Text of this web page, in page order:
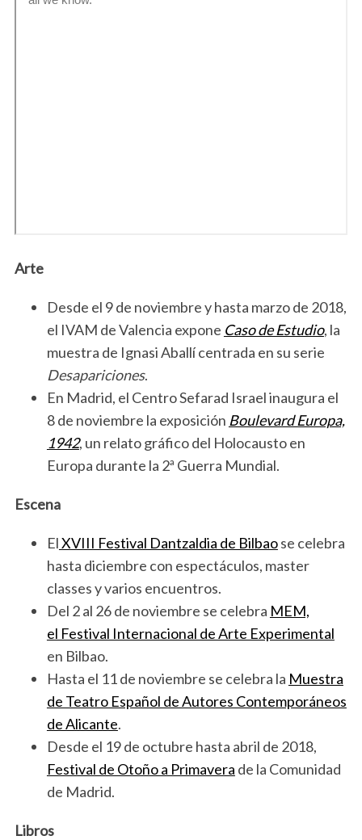
Arte
Desde el 9 de noviembre y hasta marzo de 2018,
el IVAM de Valencia expone Caso de Estudio, la
muestra de Ignasi Aballí centrada en su serie
Desapariciones.
En Madrid, el Centro Sefarad Israel inaugura el
8 de noviembre la exposición Boulevard Europa,
1942, un relato gráfico del Holocausto en
Europa durante la 2ª Guerra Mundial.
Escena
ElXVIII Festival Dantzaldia de Bilbaose celebra
hasta diciembre con espectáculos, master
classes y varios encuentros.
Del 2 al 26 de noviembre se celebra MEM,
el Festival Internacional de Arte Experimental
en Bilbao.
Hasta el 11 de noviembre se celebra la Muestra
de Teatro Español de Autores Contemporáneos
de Alicante.
Desde el 19 de octubre hasta abril de 2018,
Festival de Otoño a Primavera de la Comunidad
de Madrid.
Libros